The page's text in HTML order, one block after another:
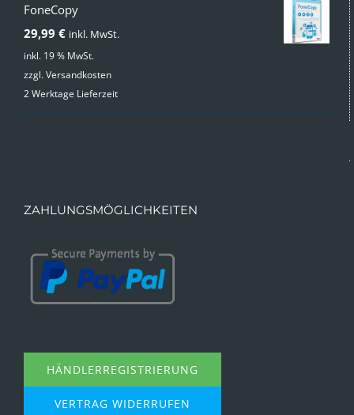
FoneCopy
29,99 € inkl. MwSt.
inkl. 19 % MwSt.
zzgl.Versandkosten
2 Werktage Lieferzeit
ZAHLUNGSMÖGLICHKEITEN
HÄNDLERREGISTRIERUNG
VERTRAG WIDERRUFEN